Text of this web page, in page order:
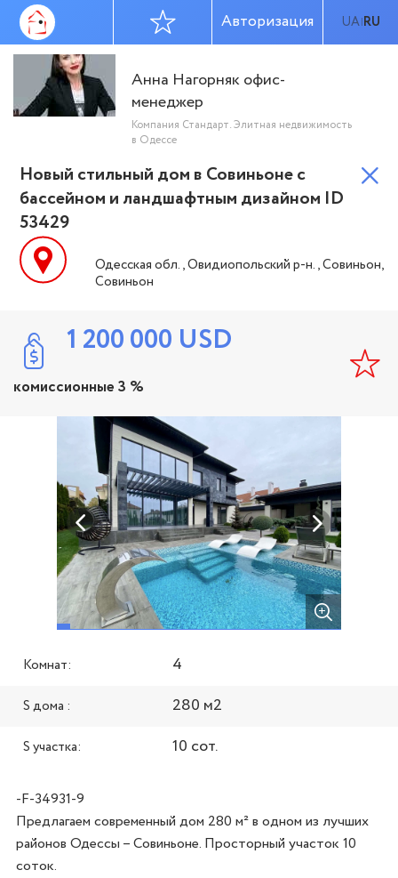
UA|RU
Авторизация
Анна Нагорняк офис-
менеджер
Компания Стандарт. Элитная недвижимость
в Одессе
Новый стильный дом в Совиньоне с
бассейном и ландшафтным дизайном ID
53429
Одесская обл., Овидиопольский р-н., Совиньон,
Совиньон
1 200 000 USD
комиссионные 3 %
Комнат: 4
S дома : 280 м2
S участка: 10 сот.
-F-34931-9
Предлагаем современный дом 280 м² в одном из лучших
районов Одессы – Совиньоне. Просторный участок 10
соток.